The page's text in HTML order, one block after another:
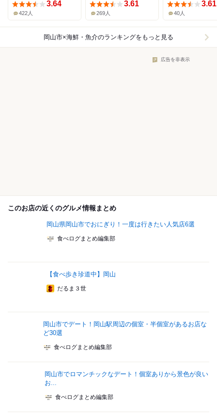
3.64
422人
3.61
269人
3.61
40人
岡山市×海鮮・魚介のランキングをもっと見る
広告を非表示
このお店の近くのグルメ情報まとめ
岡山県岡山市でおにぎり！一度は行きたい人気店6選
食べログまとめ編集部
【食べ歩き珍道中】岡山
だるま３世
岡山市でデート！岡山駅周辺の個室・半個室があるお店な
ど30選
食べログまとめ編集部
岡山市でロマンチックなデート！個室ありから景色が良い
お...
食べログまとめ編集部